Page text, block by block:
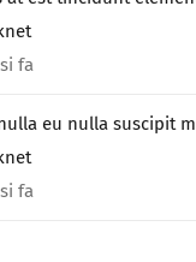
fa
eu nulla suscipit
fa